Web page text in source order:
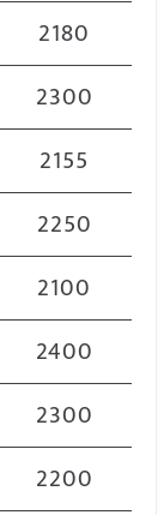
2180
2300
2155
2250
2100
2400
2300
2200